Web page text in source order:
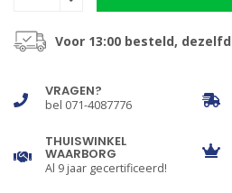
Voor 13:00 besteld,
VRAGEN?
bel 071-4087776
THUISWINKEL
WAARBORG
Al 9 jaar gecertificeerd!